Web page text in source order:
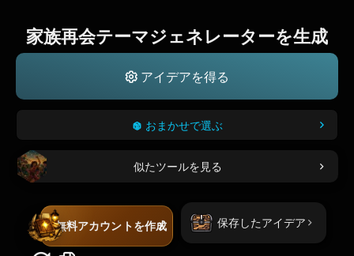
家族再会テーマジェネレーターを生成
アイデアを得る
おまかせで選ぶ
似たツールを見る
無料アカウントを作成 保存したアイデア